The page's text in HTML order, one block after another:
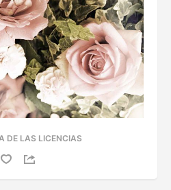
DE LAS LICENCIAS